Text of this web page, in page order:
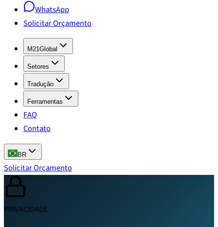
WhatsApp
Solicitar Orçamento
M21Global
Setores
Tradução
Ferramentas
FAQ
Contato
BR
Solicitar Orçamento
PRIVACIDADE